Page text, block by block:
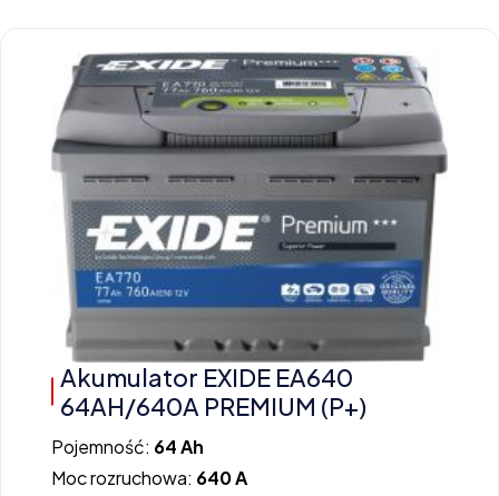
Akumulator EXIDE EA640
64AH/640A PREMIUM (P+)
Pojemność: 64 Ah
Moc rozruchowa: 640 A